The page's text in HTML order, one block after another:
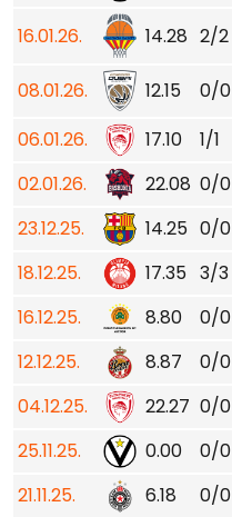
16.01.26.
14.28 2/2
08.01.26. 12.15 0/0
06.01.26.
17.10 1/1
02.01.26.
22.08 0/0
23.12.25.
14.25 0/0
18.12.25.
17.35 3/3
16.12.25.
8.80 0/0
12.12.25.
8.87 0/0
04.12.25.
22.27 0/0
25.11.25.
0.00 0/0
21.11.25.
6.18 0/0